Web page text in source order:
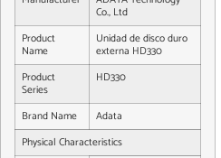
Co., Ltd
Product
Name
Unidad de disco duro
externa HD330
Product
Series
HD330
Brand Name
Adata
Physical Characteristics